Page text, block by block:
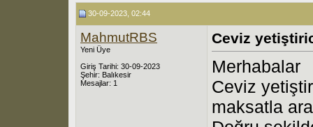
30-09-2023, 02:44
MahmutRBS
Yeni Üye
Giriş Tarihi: 30-09-2023
Şehir: Balıkesir
Mesajlar: 1
Ceviz
Merhabalar
Ceviz
maksatla